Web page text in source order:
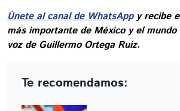
Únete al canal de WhatsAppy recibe
más importante de México y el
voz de Guillermo Ortega Ruiz.
Te recomendamos: